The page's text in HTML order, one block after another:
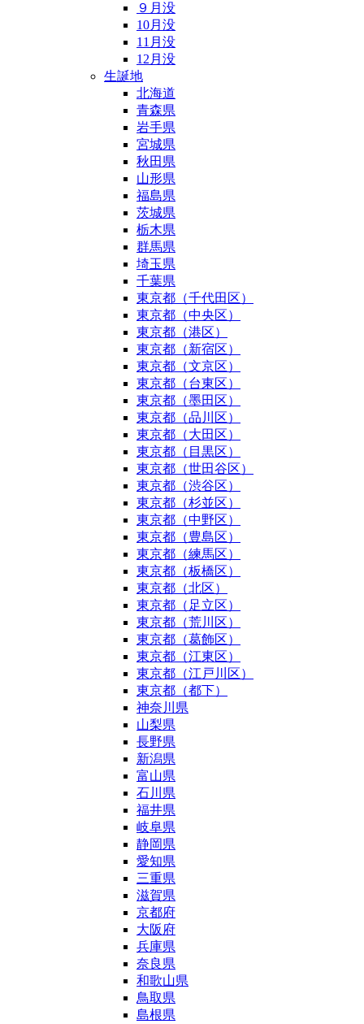
９月没
10月没
11月没
12月没
生誕地
北海道
青森県
岩手県
宮城県
秋田県
山形県
福島県
茨城県
栃木県
群馬県
埼玉県
千葉県
東京都（千代田区）
東京都（中央区）
東京都（港区）
東京都（新宿区）
東京都（文京区）
東京都（台東区）
東京都（墨田区）
東京都（品川区）
東京都（大田区）
東京都（目黒区）
東京都（世田谷区）
東京都（渋谷区）
東京都（杉並区）
東京都（中野区）
東京都（豊島区）
東京都（練馬区）
東京都（板橋区）
東京都（北区）
東京都（足立区）
東京都（荒川区）
東京都（葛飾区）
東京都（江東区）
東京都（江戸川区）
東京都（都下）
神奈川県
山梨県
長野県
新潟県
富山県
石川県
福井県
岐阜県
静岡県
愛知県
三重県
滋賀県
京都府
大阪府
兵庫県
奈良県
和歌山県
鳥取県
島根県